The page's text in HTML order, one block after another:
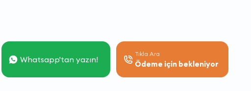
Whatsapp'tan yazın!
Tıkla Ara
Ödeme için bekleniyor